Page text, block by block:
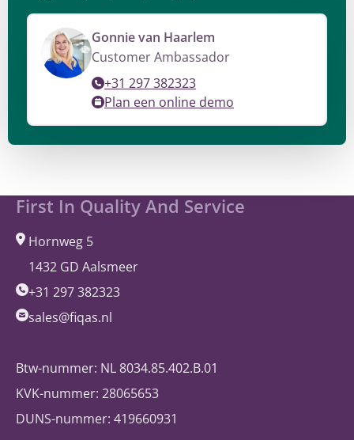
Gonnie van Haarlem
Customer Ambassador
+31 297 382323
Plan een online demo
Site
footer
First In Quality And Service
Hornweg 5
1432 GD Aalsmeer
+31 297 382323
sales@fiqas.nl
Btw-nummer: NL 8034.85.402.B.01
KVK-nummer: 28065653
DUNS-nummer: 419660931